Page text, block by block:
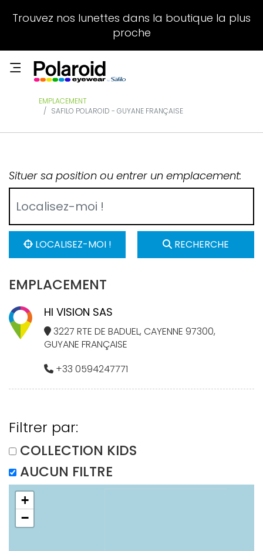
Trouvez nos lunettes dans la boutique la plus
proche
EMPLACEMENT
SAFILO POLAROID - GUYANE FRANÇAISE
Situer sa position ou entrer un emplacement:
LOCALISEZ-MOI ! RECHERCHE
EMPLACEMENT
HI VISION SAS
3227 RTE DE BADUEL, CAYENNE 97300,
GUYANE FRANÇAISE
+33 0594247771
Filtrer par:
COLLECTION KIDS
AUCUN FILTRE
+
−